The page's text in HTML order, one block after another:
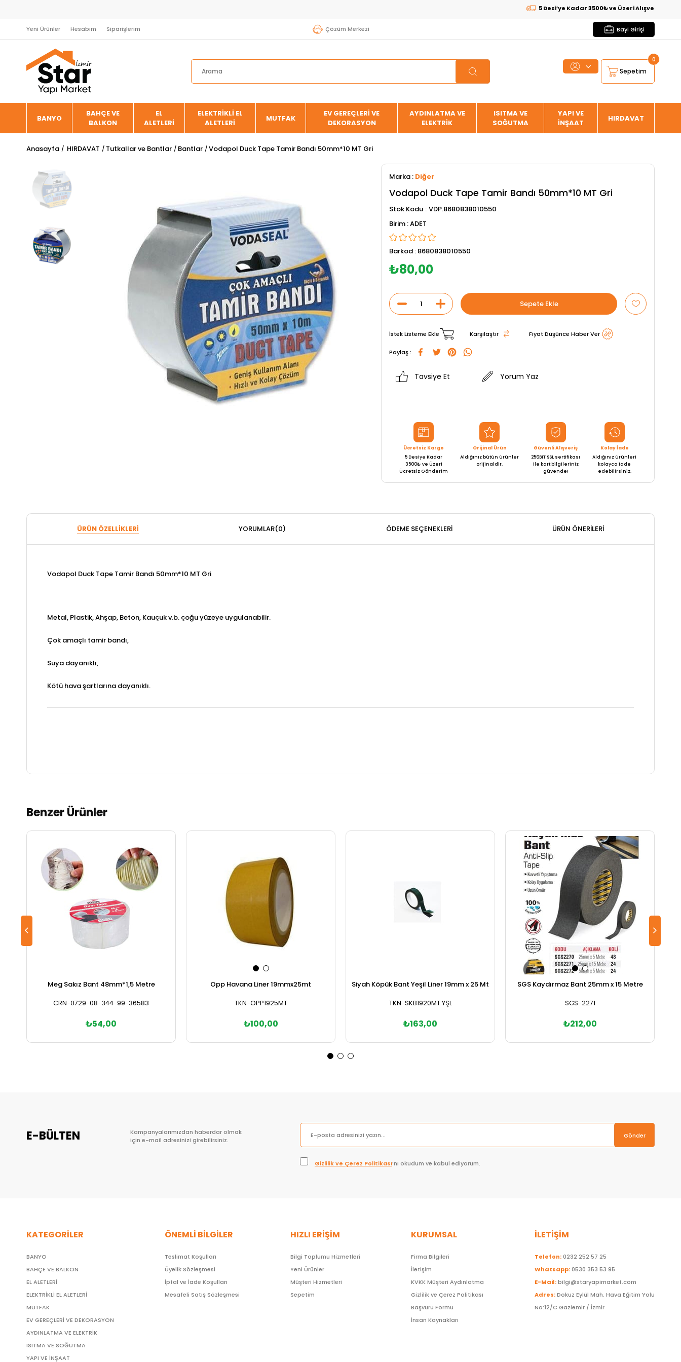
5 Desi’ye Kadar 3500₺ ve Üzeri Alışverişlerde
Yeni Ürünler Hesabım Siparişlerim Çözüm Merkezi Bayi Girişi
Sepetim
0
BANYO
BAHÇE VE
BALKON
EL
ALETLERİ
ELEKTRİKLİ EL
ALETLERİ
MUTFAK
EV GEREÇLERİ VE
DEKORASYON
AYDINLATMA VE
ELEKTRİK
ISITMA VE
SOĞUTMA
YAPI VE
İNŞAAT
HIRDAVAT
Anasayfa HIRDAVAT Tutkallar ve Bantlar Bantlar Vodapol Duck Tape Tamir Bandı 50mm*10 MT Gri
Marka : Diğer
Vodapol Duck Tape Tamir Bandı 50mm*10 MT Gri
Stok Kodu VDP.8680838010550
ADET
Barkod : 8680838010550
₺80,00
İstek Listeme Ekle Karşılaştır Fiyat Düşünce Haber Ver
Paylaş :
Tavsiye Et Yorum Yaz
Ücretsiz Kargo
5 Desiye Kadar
3500₺ ve Üzeri
Ücretsiz Gönderim
Orijinal Ürün
Aldığınız bütün ürünler
orijinaldir.
Güvenli Alışveriş
256BIT SSL sertifikası
ile kart bilgileriniz
güvende!
Kolay İade
Aldığınız ürünleri
kolayca iade
edebilirsiniz.
ÜRÜN ÖZELLIKLERI YORUMLAR(0) ÖDEME SEÇENEKLERI ÜRÜN ÖNERILERI
Vodapol Duck Tape Tamir Bandı 50mm*10 MT Gri
Metal, Plastik, Ahşap, Beton, Kauçuk v.b. çoğu yüzeye uygulanabilir.
Çok amaçlı tamir bandı,
Suya dayanıklı,
Kötü hava şartlarına dayanıklı.
Benzer Ürünler
Meg Sakız Bant 48mm*1,5 Metre
CRN-0729-08-344-99-36583
₺54,00
Opp Havana Liner 19mmx25mt
TKN-OPP1925MT
₺100,00
Siyah Köpük Bant Yeşil Liner 19mm x 25 Mt
TKN-SKB1920MT YŞL
₺163,00
SGS Kaydırmaz Bant 25mm x 15 Metre
SGS-2271
₺212,00
E-BÜLTEN
Kampanyalarımızdan haberdar olmak
için e-mail adresinizi girebilirsiniz.
Gönder
Gizlilik ve Çerez Politikası’nı okudum ve kabul ediyorum.
KATEGORİLER
BANYO
BAHÇE VE BALKON
EL ALETLERİ
ELEKTRİKLİ EL ALETLERİ
MUTFAK
EV GEREÇLERİ VE DEKORASYON
AYDINLATMA VE ELEKTRİK
ISITMA VE SOĞUTMA
YAPI VE İNŞAAT
ÖNEMLİ BİLGİLER
Teslimat Koşulları
Üyelik Sözleşmesi
İptal ve İade Koşulları
Mesafeli Satış Sözleşmesi
HIZLI ERİŞİM
Bilgi Toplumu Hizmetleri
Yeni Ürünler
Müşteri Hizmetleri
Sepetim
KURUMSAL
Firma Bilgileri
İletişim
KVKK Müşteri Aydınlatma
Gizlilik ve Çerez Politikası
Başvuru Formu
İnsan Kaynakları
İLETİŞİM
Telefon:0232 252 57 25
Whatsapp:0530 353 53 95
E-Mail:bilgi@staryapimarket.com
Adres:Dokuz Eylül Mah. Hava Eğitim Yolu
No:12/C Gaziemir / İzmir